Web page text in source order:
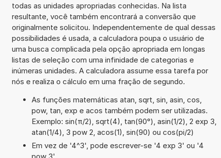
todas as unidades apropriadas conhecidas. Na lista
resultante, você também encontrará a conversão que
originalmente solicitou. Independentemente de qual dessas
possibilidades é usada, a calculadora poupa o usuário de
uma busca complicada pela opção apropriada em longas
listas de seleção com uma infinidade de categorias e
inúmeras unidades. A calculadora assume essa tarefa por
nós e realiza o cálculo em uma fração de segundo.
As funções matemáticas atan, sqrt, sin, asin, cos,
pow, tan, exp e acos também podem ser utilizadas.
Exemplo: sin(π/2), sqrt(4), tan(90°), asin(1/2), 2 exp 3,
atan(1/4), 3 pow 2, acos(1), sin(90) ou cos(pi/2)
Em vez de '4^3', pode escrever-se '4 exp 3' ou '4
pow 3'.